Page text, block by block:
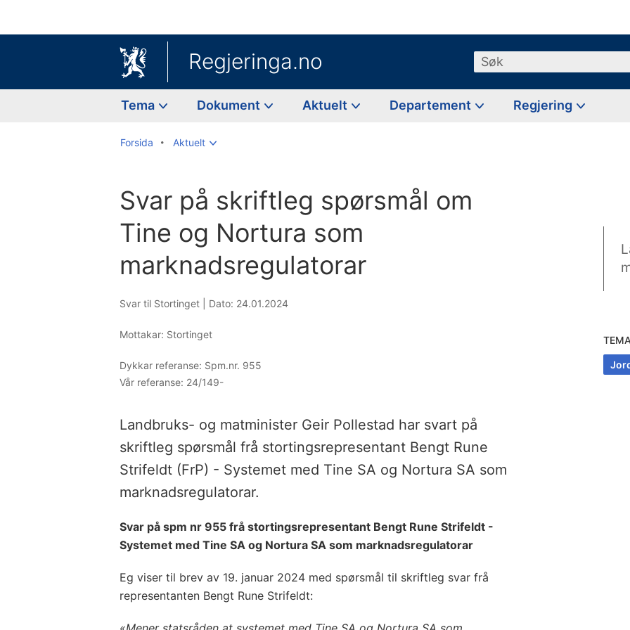
Regjeringa.no Søk
Tema Dokument Aktuelt Departement Regjering
Forsida Aktuelt
Svar på skriftleg spørsmål om
Tine og Nortura som
marknadsregulatorar
Svar til Stortinget | Dato: 24.01.2024
Mottakar: Stortinget
Dykkar referanse: Spm.nr. 955
Vår referanse: 24/149-
Landbruks- og matminister Geir Pollestad har svart på
skriftleg spørsmål frå stortingsrepresentant Bengt Rune
Strifeldt (FrP) - Systemet med Tine SA og Nortura SA som
marknadsregulatorar.
Svar på spm nr 955 frå stortingsrepresentant Bengt Rune Strifeldt -
Systemet med Tine SA og Nortura SA som marknadsregulatorar
Eg viser til brev av 19. januar 2024 med spørsmål til skriftleg svar frå
representanten Bengt Rune Strifeldt:
TEMA